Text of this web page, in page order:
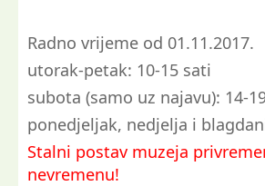
Radno vrijeme od 01.11.2017.
utorak-petak: 10-15 sati
subota (samo uz najavu): 14-
ponedjeljak, nedjelja i
Stalni postav muzeja
nevremenu!